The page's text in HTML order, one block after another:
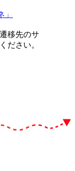
移先のサ
ださい。